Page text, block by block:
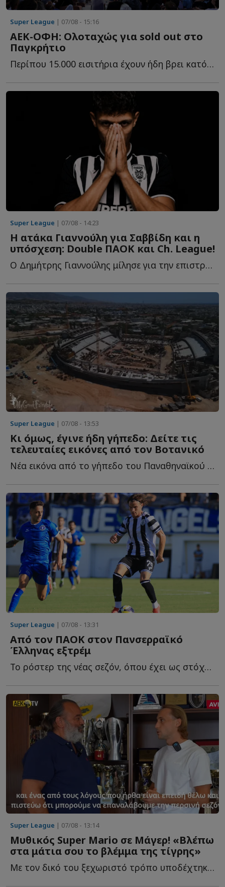
Super League | 07/08 - 15:16
ΑΕΚ-ΟΦΗ: Ολοταχώς για sold out στο
Παγκρήτιο
Περίπου 15.000 εισιτήρια έχουν ήδη βρει κατόχους για τη μ...
Super League | 07/08 - 14:23
Η ατάκα Γιαννούλη για Σαββίδη και η
υπόσχεση: Double ΠΑΟΚ και Ch. League!
Ο Δημήτρης Γιαννούλης μίλησε για την επιστροφή του σ...
Super League | 07/08 - 13:53
Κι όμως, έγινε ήδη γήπεδο: Δείτε τις
τελευταίες εικόνες από τον Βοτανικό
Νέα εικόνα από το γήπεδο του Παναθηναϊκού και τις εγκαταστάσεις τ...
Super League | 07/08 - 13:31
Από τον ΠΑΟΚ στον Πανσερραϊκό
Έλληνας εξτρέμ
Το ρόστερ της νέας σεζόν, όπου έχει ως στόχο την άμεση ε...
Super League | 07/08 - 13:14
Μυθικός Super Mario σε Μάγερ! «Βλέπω
στα μάτια σου το βλέμμα της τίγρης»
Με τον δικό του ξεχωριστό τρόπο υποδέχτηκε ο ιδιοκτήτης τ...